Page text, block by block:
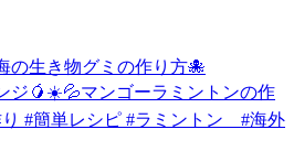
の生き物グミの作り方🐙
ジ🥭☀️💦マンゴーラミントンの作
#簡単レシピ #ラミントン #海外